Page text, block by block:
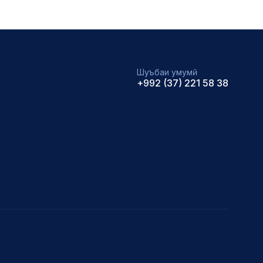
Шуъбаи умумӣ
+992 (37) 221 58 38